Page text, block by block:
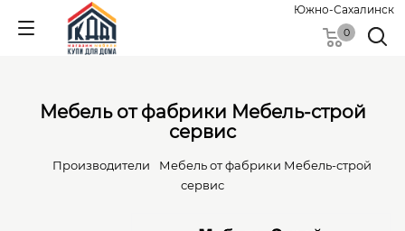
Южно-Сахалинск
0
Мебель от фабрики Мебель-строй
сервис
Производители
Мебель от фабрики Мебель-строй
сервис